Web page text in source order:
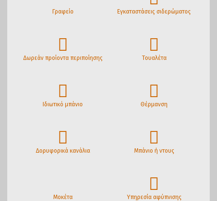
Γραφείο Εγκαταστάσεις σιδερώματος
Δωρεάν προίοντα περιποίησης Τουαλέτα
Ιδιωτικό μπάνιο Θέρμανση
Δορυφορικά κανάλια Μπάνιο ή ντους
Μοκέτα Υπηρεσία αφύπνισης